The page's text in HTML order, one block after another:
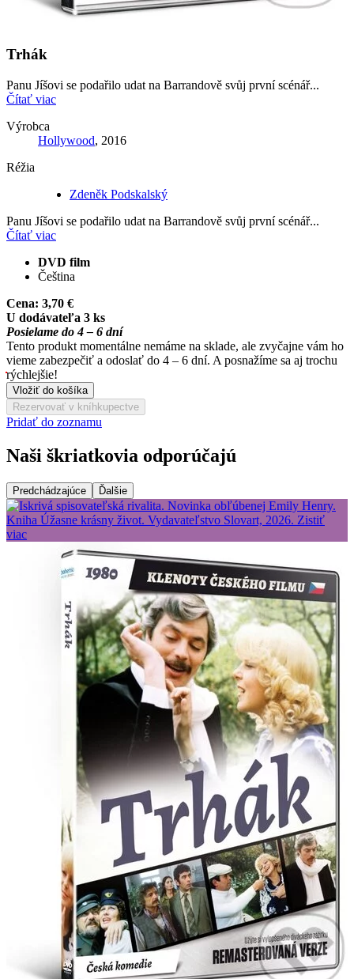
Trhák
Panu Jíšovi se podařilo udat na Barrandově svůj první scénář...
Čítať viac
Výrobca
Hollywood, 2016
Réžia
Zdeněk Podskalský
Panu Jíšovi se podařilo udat na Barrandově svůj první scénář...
Čítať viac
DVD film
Čeština
Cena: 3,70 €
U dodávateľa 3 ks
Posielame do 4 – 6 dní
Tento produkt momentálne nemáme na sklade, ale zvyčajne vám ho
vieme zabezpečiť a odoslať do 4 – 6 dní. A posnažíme sa aj trochu
rýchlejšie!
Vložiť do košíka
Rezervovať v kníhkupectve
Pridať do zoznamu
Naši škriatkovia odporúčajú
Predchádzajúce Ďalšie